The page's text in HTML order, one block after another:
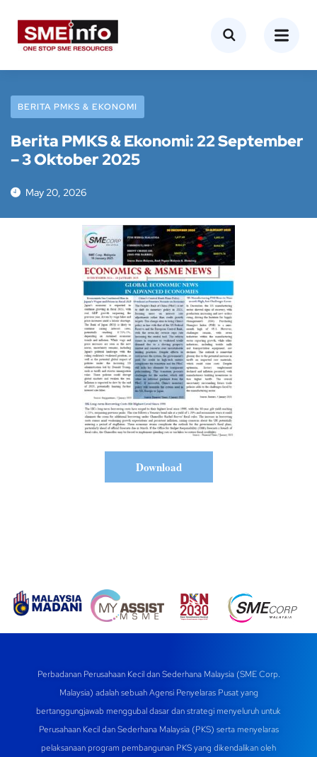
BERITA PMKS & EKONOMI
Berita PMKS & Ekonomi: 22 September
– 3 Oktober 2025
May 20, 2026
Download
Perbadanan Perusahaan Kecil dan Sederhana Malaysia (SME Corp.
Malaysia) adalah sebuah Agensi Penyelaras Pusat yang
bertanggungjawab menggubal dasar dan strategi menyeluruh untuk
Perusahaan Kecil dan Sederhana Malaysia (PKS) serta menyelaras
pelaksanaan program pembangunan PKS yang dikendalikan oleh